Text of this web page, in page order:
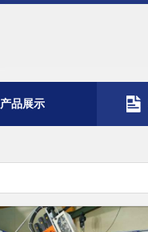
产品展示